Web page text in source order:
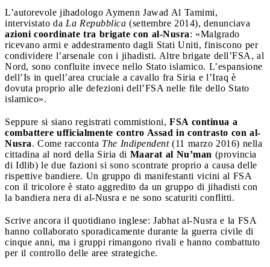
L’autorevole jihadologo Aymenn Jawad Al Tamimi,
intervistato da La Repubblica (settembre 2014), denunciava
azioni coordinate tra brigate con al-Nusra: «Malgrado
ricevano armi e addestramento dagli Stati Uniti, finiscono per
condividere l’arsenale con i jihadisti. Altre brigate dell’FSA, al
Nord, sono confluite invece nello Stato islamico. L’espansione
dell’Is in quell’area cruciale a cavallo fra Siria e l’Iraq è
dovuta proprio alle defezioni dell’FSA nelle file dello Stato
islamico».
Seppure si siano registrati commistioni, FSA continua a
combattere ufficialmente contro Assad in contrasto con al-
Nusra. Come racconta The Indipendent(11 marzo 2016) nella
cittadina al nord della Siria di Maarat al ­Nu’man (provincia
di Idlib) le due fazioni si sono scontrate proprio a causa delle
rispettive bandiere. Un gruppo di manifestanti vicini al FSA
con il tricolore è stato aggredito da un gruppo di jihadisti con
la bandiera nera di al-Nusra e ne sono scaturiti conflitti.
Scrive ancora il quotidiano inglese: Jabhat al­-Nusra e la FSA
hanno collaborato sporadicamente durante la guerra civile di
cinque anni, ma i gruppi rimangono rivali e hanno combattuto
per il controllo delle aree strategiche.